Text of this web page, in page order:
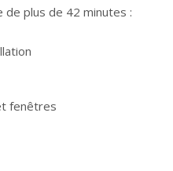
plus de 42 minutes :
fenêtres